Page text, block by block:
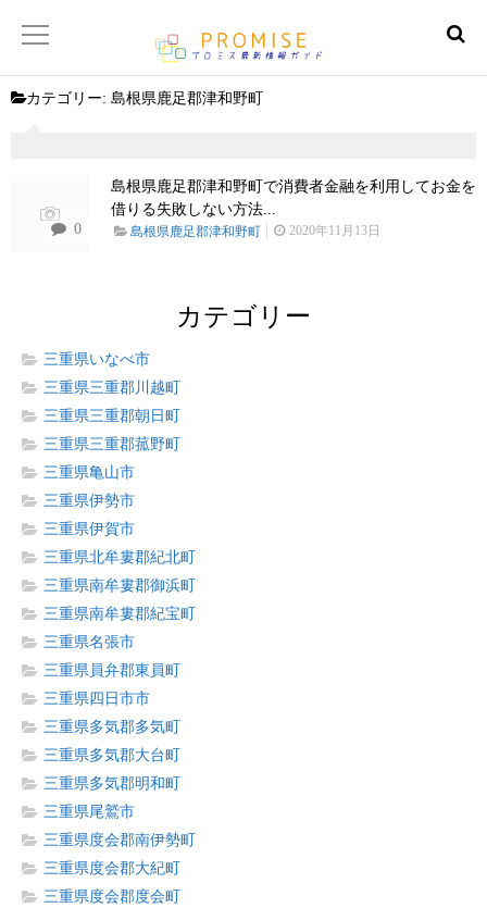
【サイトマップ】
カテゴリー: 島根県鹿足郡津和野町
0
島根県鹿足郡津和野町で消費者金融を利用してお金を
借りる失敗しない方法...
島根県鹿足郡津和野町 2020年11月13日
カテゴリー
三重県いなべ市
三重県三重郡川越町
三重県三重郡朝日町
三重県三重郡菰野町
三重県亀山市
三重県伊勢市
三重県伊賀市
三重県北牟婁郡紀北町
三重県南牟婁郡御浜町
三重県南牟婁郡紀宝町
三重県名張市
三重県員弁郡東員町
三重県四日市市
三重県多気郡多気町
三重県多気郡大台町
三重県多気郡明和町
三重県尾鷲市
三重県度会郡南伊勢町
三重県度会郡大紀町
三重県度会郡度会町